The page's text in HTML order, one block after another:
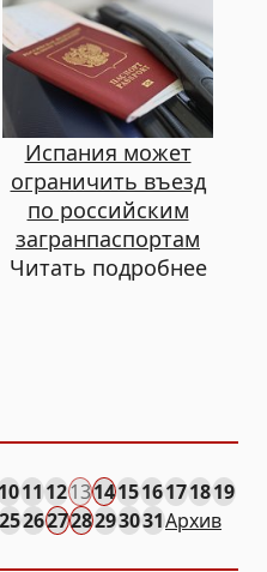
Испания может
ограничить въезд
по российским
загранпаспортам
Читать подробнее
111213141516171819
25262728293031Архив